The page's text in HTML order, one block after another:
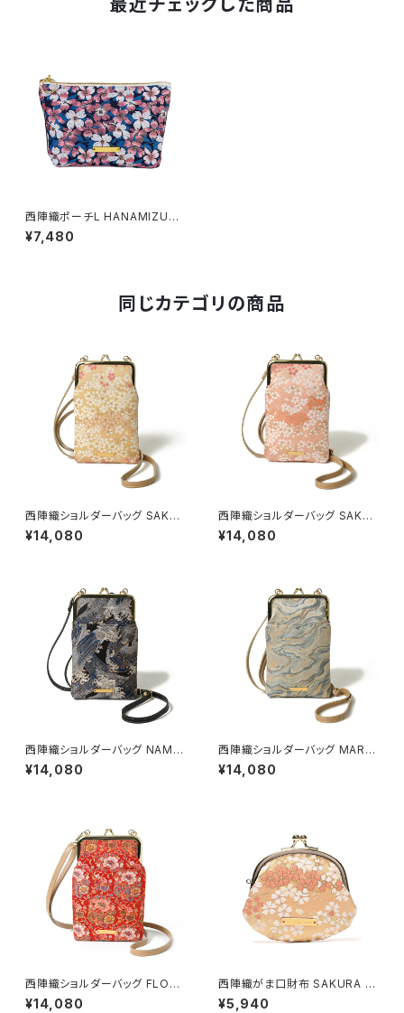
最近チェックした商品
西陣織ポーチL HANAMIZUKI
/ NPL13
¥7,480
同じカテゴリの商品
西陣織ショルダーバッグ SAKU
RA / NSS1
¥14,080
西陣織ショルダーバッグ SAKU
RA / NSS2
¥14,080
西陣織ショルダーバッグ NAMI /
NSS3
¥14,080
西陣織ショルダーバッグ MARB
LE / NSS5
¥14,080
西陣織ショルダーバッグ FLORA
L / NSS6
¥14,080
西陣織がま口財布 SAKURA /
NWG3
¥5,940